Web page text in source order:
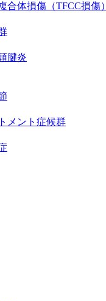
合体損傷（TFCC損傷）
腱炎
メント症候群